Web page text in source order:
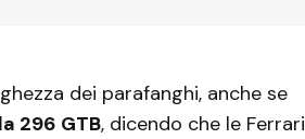
dei parafanghi, anche se
296 GTB, dicendo che le Ferrari